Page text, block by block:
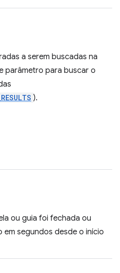
a serem buscadas na
parâmetro para buscar o
).
ou guia foi fechada ou
segundos desde o início